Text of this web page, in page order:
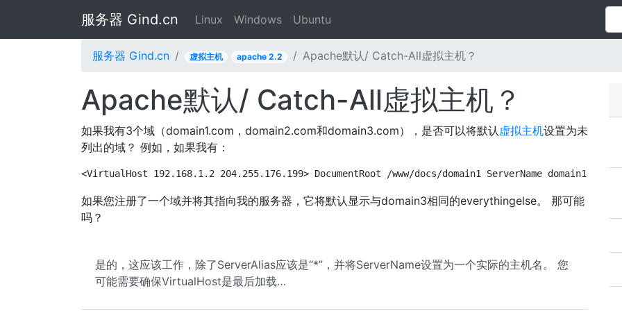
服务器 Gind.cn Linux Windows Ubuntu
服务器 Gind.cn 虚拟主机 apache 2.2 Apache默认/ Catch-All虚拟主机？
Apache默认/ Catch-All虚拟主机？
如果我有3个域（domain1.com，domain2.com和domain3.com），是否可以将默认虚拟主机设置为未
列出的域？ 例如，如果我有：
<VirtualHost 192.168.1.2 204.255.176.199> DocumentRoot /www/docs/domain1 ServerName
如果您注册了一个域并将其指向我的服务器，它将默认显示与domain3相同的everythingelse。 那可能
吗？
是的，这应该工作，除了ServerAlias应该是“*”，并将ServerName设置为一个实际的主机名。 您
可能需要确保VirtualHost是最后加载…